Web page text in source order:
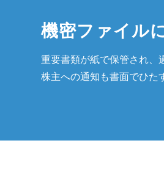
機密ファイル
重要書類が紙で保管され、
株主への通知も書面でひた